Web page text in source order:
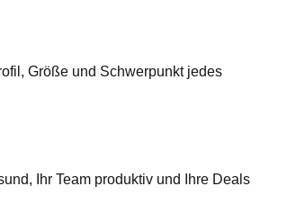
Größe und Schwerpunkt jedes
Ihr Team produktiv und Ihre Deals